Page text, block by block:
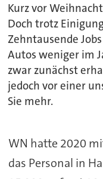
Kurz vor
Doch trotz
Zehntausende
Autos weniger im
zwar zunächst
jedoch vor einer
Sie mehr.
WN hatte 2020
das Personal in